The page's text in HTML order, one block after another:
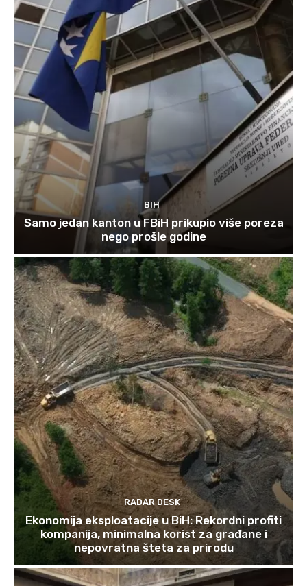
BIH
Samo jedan kanton u FBiH prikupio više poreza
nego prošle godine
RADAR DESK
Ekonomija eksploatacije u BiH: Rekordni profiti
kompanija, minimalna korist za građane i
nepovratna šteta za prirodu